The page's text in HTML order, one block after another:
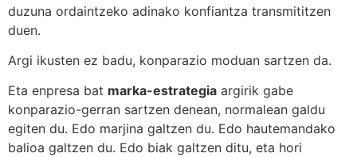
duzuna ordaintzeko adinako konfiantza transmititzen
duen.
Argi ikusten ez badu, konparazio moduan sartzen da.
Eta enpresa bat marka-estrategia argirik gabe
konparazio-gerran sartzen denean, normalean galdu
egiten du. Edo marjina galtzen du. Edo hautemandako
balioa galtzen du. Edo biak galtzen ditu, eta hori